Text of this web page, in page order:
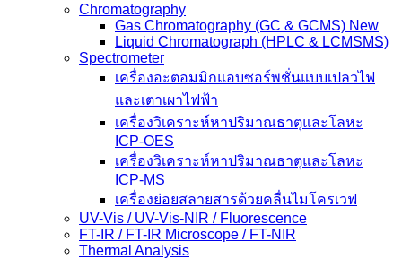
Chromatography
Gas Chromatography (GC & GCMS) New
Liquid Chromatograph (HPLC & LCMSMS)
Spectrometer
เครื่องอะตอมมิกแอบซอร์พชั่นแบบเปลวไฟ
และเตาเผาไฟฟ้า
เครื่องวิเคราะห์หาปริมาณธาตุและโลหะ
ICP-OES
เครื่องวิเคราะห์หาปริมาณธาตุและโลหะ
ICP-MS
เครื่องย่อยสลายสารด้วยคลื่นไมโครเวฟ
UV-Vis / UV-Vis-NIR / Fluorescence
FT-IR / FT-IR Microscope / FT-NIR
Thermal Analysis